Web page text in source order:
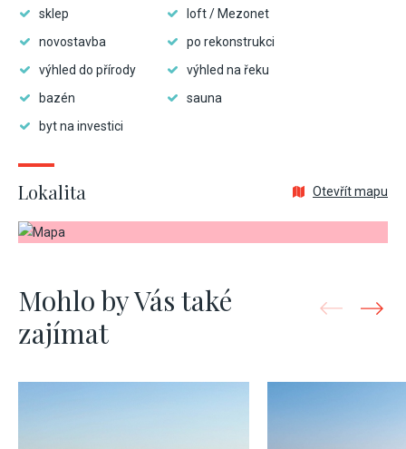
sklep
loft / Mezonet
novostavba
po rekonstrukci
výhled do přírody
výhled na řeku
bazén
sauna
byt na investici
Lokalita Otevřít mapu
Mohlo by Vás také
zajímat